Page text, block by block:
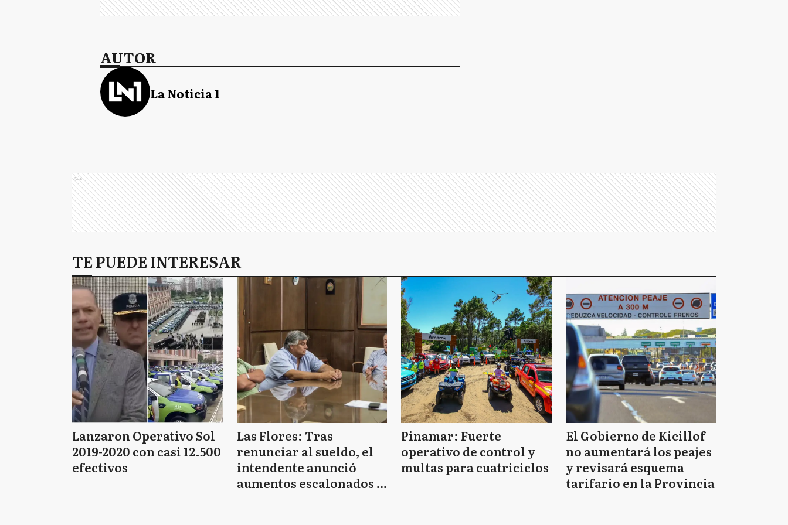
AUTOR
La Noticia 1
Ads
TE PUEDE INTERESAR
Lanzaron Operativo Sol
2019-2020 con casi 12.500
efectivos
Las Flores: Tras
renunciar al sueldo, el
intendente anunció
aumentos escalonados y
Pinamar: Fuerte
operativo de control y
multas para cuatriciclos
El Gobierno de Kicillof
no aumentará los peajes
y revisará esquema
tarifario en la Provincia